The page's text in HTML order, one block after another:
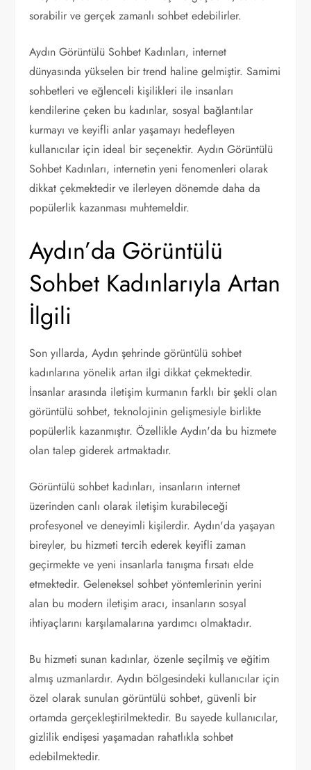
sorabilir ve gerçek zamanlı sohbet edebilirler.
Aydın Görüntülü Sohbet Kadınları, internet
dünyasında yükselen bir trend haline gelmiştir. Samimi
sohbetleri ve eğlenceli kişilikleri ile insanları
kendilerine çeken bu kadınlar, sosyal bağlantılar
kurmayı ve keyifli anlar yaşamayı hedefleyen
kullanıcılar için ideal bir seçenektir. Aydın Görüntülü
Sohbet Kadınları, internetin yeni fenomenleri olarak
dikkat çekmektedir ve ilerleyen dönemde daha da
popülerlik kazanması muhtemeldir.
Aydın’da Görüntülü
Sohbet Kadınlarıyla Artan
İlgili
Son yıllarda, Aydın şehrinde görüntülü sohbet
kadınlarına yönelik artan ilgi dikkat çekmektedir.
İnsanlar arasında iletişim kurmanın farklı bir şekli olan
görüntülü sohbet, teknolojinin gelişmesiyle birlikte
popülerlik kazanmıştır. Özellikle Aydın'da bu hizmete
olan talep giderek artmaktadır.
Görüntülü sohbet kadınları, insanların internet
üzerinden canlı olarak iletişim kurabileceği
profesyonel ve deneyimli kişilerdir. Aydın'da yaşayan
bireyler, bu hizmeti tercih ederek keyifli zaman
geçirmekte ve yeni insanlarla tanışma fırsatı elde
etmektedir. Geleneksel sohbet yöntemlerinin yerini
alan bu modern iletişim aracı, insanların sosyal
ihtiyaçlarını karşılamalarına yardımcı olmaktadır.
Bu hizmeti sunan kadınlar, özenle seçilmiş ve eğitim
almış uzmanlardır. Aydın bölgesindeki kullanıcılar için
özel olarak sunulan görüntülü sohbet, güvenli bir
ortamda gerçekleştirilmektedir. Bu sayede kullanıcılar,
gizlilik endişesi yaşamadan rahatlıkla sohbet
edebilmektedir.